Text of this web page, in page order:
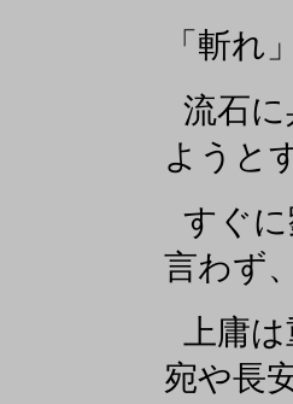
「斬れ」
流石
ようと
すぐ
言わず
上庸
宛や長